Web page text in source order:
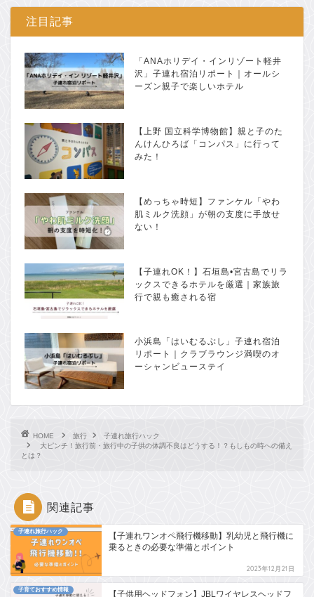
注目記事
「ANAホリデイ・インリゾート軽井
沢」子連れ宿泊リポート｜オールシ
ーズン親子で楽しいホテル
【上野 国立科学博物館】親と子のた
んけんひろば「コンパス」に行って
みた！
【めっちゃ時短】ファンケル「やわ
肌ミルク洗顔」が朝の支度に手放せ
ない！
【子連れOK！】石垣島•宮古島でリラ
ックスできるホテルを厳選｜家族旅
行で親も癒される宿
小浜島「はいむるぶし」子連れ宿泊
リポート｜クラブラウンジ満喫のオ
ーシャンビューステイ
HOME 旅行
子連れ旅行ハック
大ピンチ！旅行前・旅行中の子供の体調不良はどうする！？もしもの時への備え
とは？
関連記事
子連れ旅行ハック
【子連れワンオペ飛行機移動】乳幼児と飛行機に
乗るときの必要な準備とポイント
2023年12月21日
子育ておすすめ情報
【子供用ヘッドフォン】JBLワイヤレスヘッドフ